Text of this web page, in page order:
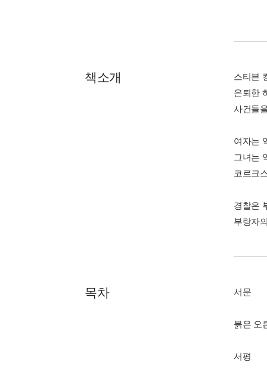
책소개
스티븐
은퇴한
사건들
여자는
그녀는
코르크
경찰은
부랑자
목차 서문
붉은 오
서평